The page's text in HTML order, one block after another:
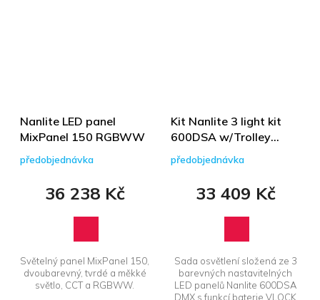
Nanlite LED panel
MixPanel 150 RGBWW
předobjednávka
36 238 Kč
Světelný panel MixPanel 150,
dvoubarevný, tvrdé a měkké
světlo, CCT a RGBWW.
Kit Nanlite 3 light kit
600DSA w/Trolley
Case &amp; Light
Stand
předobjednávka
33 409 Kč
Sada osvětlení složená ze 3
barevných nastavitelných
LED panelů Nanlite 600DSA
DMX s funkcí baterie VLOCK